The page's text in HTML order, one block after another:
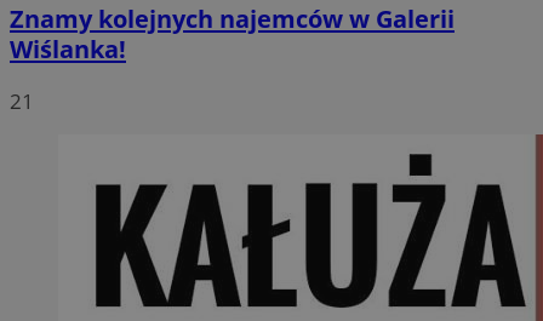
Znamy kolejnych najemców w Galerii
Wiślanka!
21